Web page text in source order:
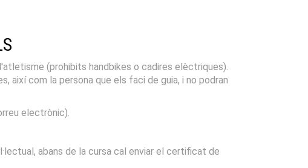
(prohibits handbikes o cadires elèctriques).
així com la persona que els faci de guia, i no podran
electrònic).
abans de la cursa cal enviar el certificat de